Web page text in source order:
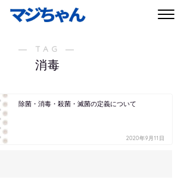
― TAG ―
消毒
除菌・消毒・殺菌・滅菌の定義について
2020年9月11日